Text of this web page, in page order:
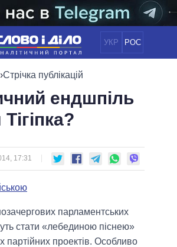
УКР РОС
НОВИНИ
ПОЛІТИКА
ЕКОНОМІКА
СВІТ
ОБIЦЯНКИ
ПОЛIТИКИ
І ОФІС
РАДА
ІНФОГРАФІКА
ПОЛІТИКІВ
›Стрічка публікацій
ендшпіль
17:31
парламентських
стати «лебединою піснею»
партійних проектів. Особливо